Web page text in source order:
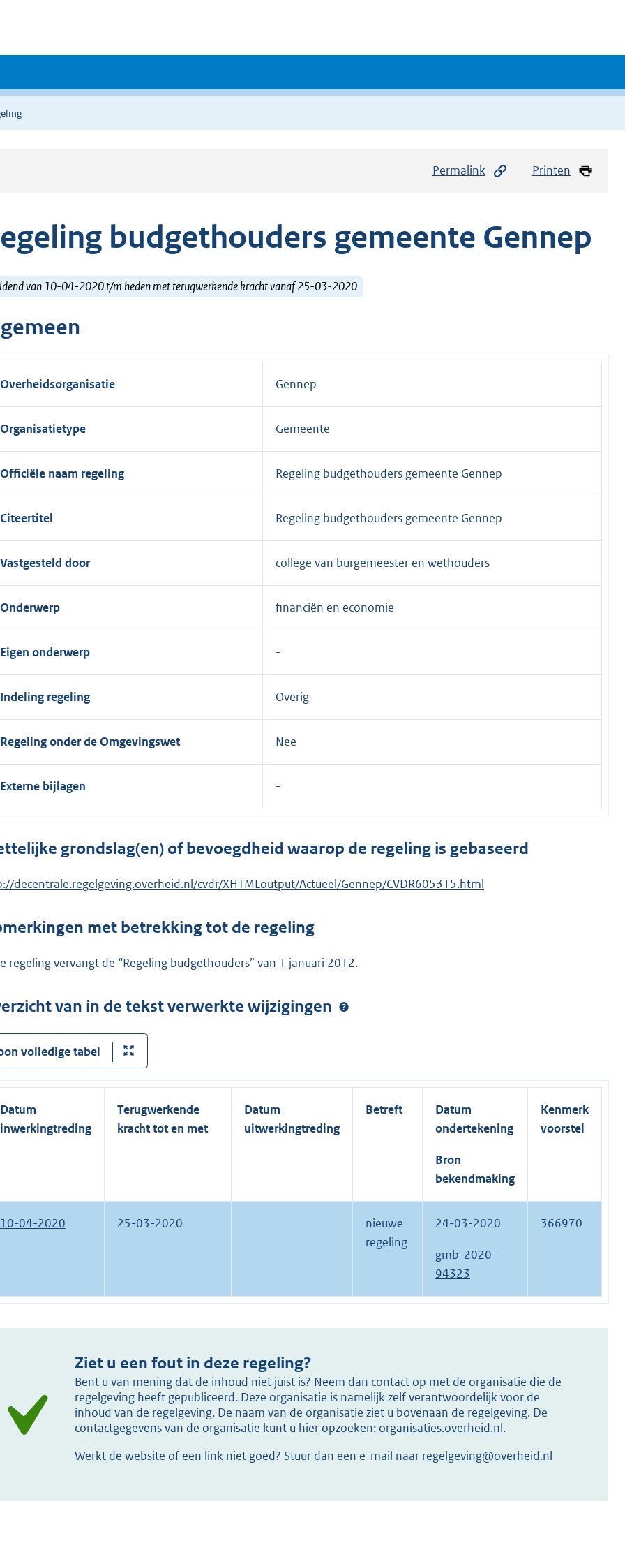
Permalink Printen
budgethouders gemeente Gennep
van 10-04-2020 t/m heden met terugwerkende kracht vanaf 25-03-2020
Overheidsorganisatie Gennep
Organisatietype Gemeente
Officiële naam regeling Regeling budgethouders gemeente Gennep
Citeertitel Regeling budgethouders gemeente Gennep
Vastgesteld door college van burgemeester en wethouders
Onderwerp financiën en economie
Eigen onderwerp
Indeling regeling Overig
Regeling onder de Omgevingswet Nee
Externe bijlagen
grondslag(en) of bevoegdheid waarop de regeling is gebaseerd
decentrale.regelgeving.overheid.nl/cvdr/XHTMLoutput/Actueel/Gennep/CVDR605315.html
met betrekking tot de regeling
regeling vervangt de “Regeling budgethouders” van 1 januari 2012.
van in de tekst verwerkte wijzigingen
volledige tabel
Datum
inwerkingtreding
Terugwerkende
kracht tot en met
Datum
uitwerkingtreding
Betreft
Datum
ondertekening
Bron
bekendmaking
Kenmerk
voorstel
10-04-2020 25-03-2020
nieuwe
regeling
24-03-2020
gmb-2020-
94323
366970
Ziet u een fout in deze regeling?
Bent u van mening dat de inhoud niet juist is? Neem dan contact op met de organisatie die de
regelgeving heeft gepubliceerd. Deze organisatie is namelijk zelf verantwoordelijk voor de
inhoud van de regelgeving. De naam van de organisatie ziet u bovenaan de regelgeving. De
contactgegevens van de organisatie kunt u hier opzoeken: organisaties.overheid.nl.
Werkt de website of een link niet goed? Stuur dan een e-mail naar regelgeving@overheid.nl